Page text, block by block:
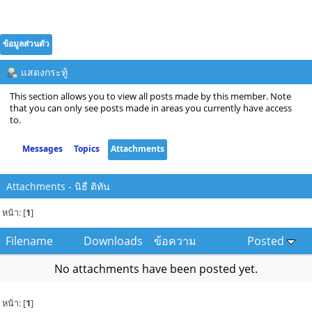
ข้อมูลส่วนตัว
แสดงกระทู้
This section allows you to view all posts made by this member. Note
that you can only see posts made in areas you currently have access
to.
Messages Topics Attachments
Attachments - นิธื ติทัน
หน้า: [1]
Filename Downloads ข้อความ
Posted
No attachments have been posted yet.
หน้า: [1]